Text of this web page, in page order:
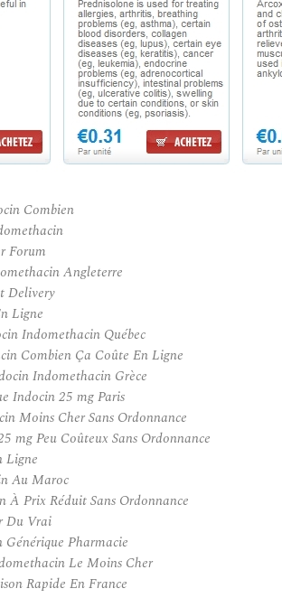
Combien
Forum
Angleterre
Delivery
Ligne
Indomethacin Québec
Combien Ça Coûte En Ligne
Indomethacin Grèce
Indocin 25 mg Paris
Moins Cher Sans Ordonnance
mg Peu Coûteux Sans Ordonnance
Ligne
Au Maroc
À Prix Réduit Sans Ordonnance
Du Vrai
Pharmacie
Le Moins Cher
Rapide En France